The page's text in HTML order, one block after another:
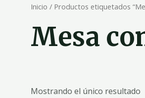
Inicio / Productos etiquetados
Mesa
Mostrando el único resultado